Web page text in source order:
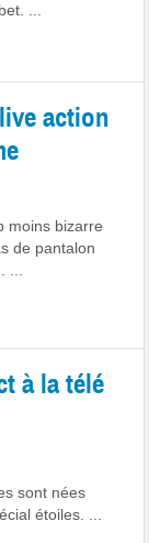
...
action
moins bizarre
de pantalon
à la télé
sont nées
étoiles. ...